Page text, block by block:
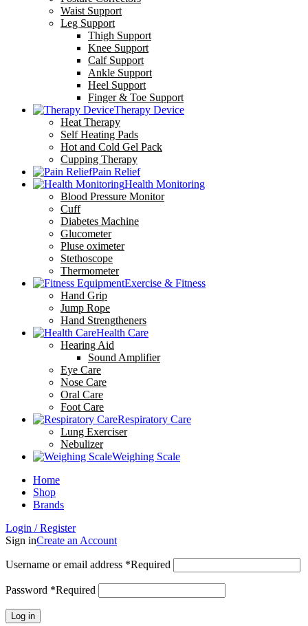
Waist Support
Leg Support
Thigh Support
Knee Support
Calf Support
Ankle Support
Heel Support
Finger & Toe Support
Therapy Device
Heat Therapy
Self Heating Pads
Hot and Cold Gel Pack
Cupping Therapy
Pain Relief
Health Monitoring
Blood Pressure Monitor
Cuff
Diabetes Machine
Glucometer
Pluse oximeter
Stethoscope
Thermometer
Exercise & Fitness
Hand Grip
Jump Rope
Hand Strengtheners
Health Care
Hearing Aid
Sound Amplifier
Eye Care
Nose Care
Oral Care
Foot Care
Respiratory Care
Lung Exerciser
Nebulizer
Weighing Scale
Home
Shop
Brands
Login / Register
Sign inCreate an Account
Username or email address *Required
Password *Required
Log in